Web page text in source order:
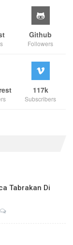
Github
Followers
117k
Subscribers
Tabrakan Di